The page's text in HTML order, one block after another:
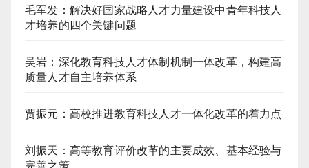
毛军发：解决好国家战略人才力量建设中青年科技人
才培养的四个关键问题
吴岩：深化教育科技人才体制机制一体改革，构建高
质量人才自主培养体系
贾振元：高校推进教育科技人才一体化改革的着力点
刘振天：高等教育评价改革的主要成效、基本经验与